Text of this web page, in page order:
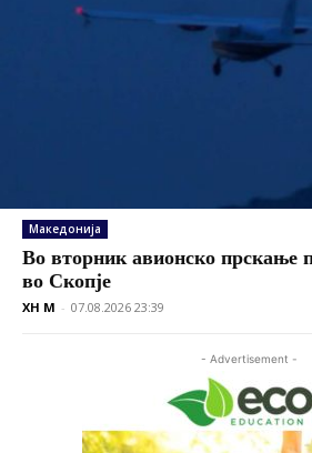
Македонија
Во вторник авионско прскање
во Скопје
XH M - 07.08.2026 23:39
- Advertisement -